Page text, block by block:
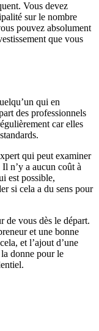
Vous devez
sur le nombre
pouvez absolument
que vous
qui en
des professionnels
car elles
qui peut examiner
n’y a aucun coût à
est possible,
si cela a du sens pour
de vous dès le départ.
et une bonne
et l’ajout d’une
donne pour le